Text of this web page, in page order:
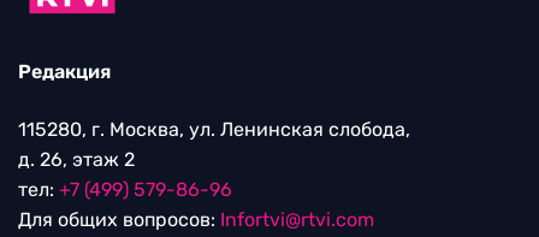
Редакция
115280, г. Москва, ул. Ленинская слобода,
д. 26, этаж 2
тел: +7 (499) 579-86-96
Для общих вопросов: Infortvi@rtvi.com